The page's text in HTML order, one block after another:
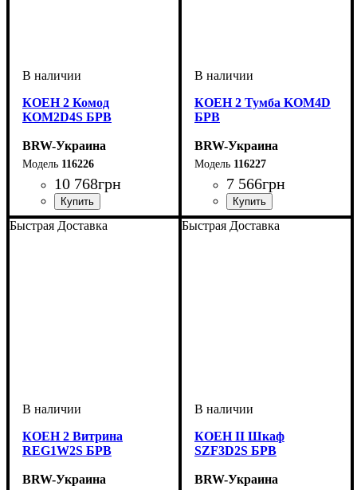
КОЕН 2 Комод
KOM2D4S БРВ
BRW-Украина
116226
10 768грн
ширина, мм: 1500
высота, мм: 935
глубина, мм: 400
КОЕН 2 Тумба KOM4D
БРВ
BRW-Украина
116227
7 566грн
ширина, мм: 1035
высота, мм: 1140
глубина, мм: 400
Быстрая Доставка
КОЕН 2 Витрина
REG1W2S БРВ
BRW-Украина
Быстрая Доставка
КОЕН II Шкаф
SZF3D2S БРВ
BRW-Украина